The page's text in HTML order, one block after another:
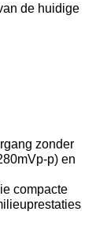
de huidige
zonder
p) en
compacte